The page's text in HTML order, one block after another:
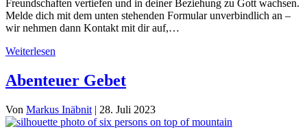
Freundschaften vertiefen und in deiner Beziehung zu Gott wachsen.
Melde dich mit dem unten stehenden Formular unverbindlich an –
wir nehmen dann Kontakt mit dir auf,…
Weiterlesen
Abenteuer Gebet
Von Markus Inäbnit | 28. Juli 2023